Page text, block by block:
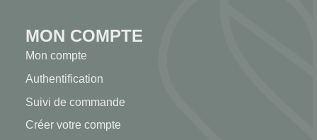
MON COMPTE
Mon compte
Authentification
Suivi de commande
Créer votre compte